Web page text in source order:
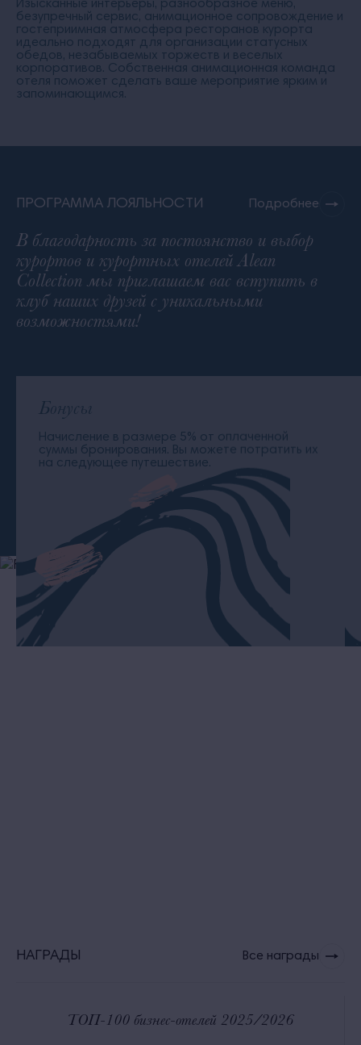
привет, если будете читать АНТОН и
АННА ИКС (Тверь, Калязин) , вы узнаете
!))) Надеемся на скорую встречу !!!
Изысканные интерьеры, разнообразное меню,
безупречный сервис, анимационное сопровождение и
гостеприимная атмосфера ресторанов курорта
идеально подходят для организации статусных
обедов, незабываемых торжеств и веселых
корпоративов. Собственная анимационная команда
отеля поможет сделать ваше мероприятие ярким и
запоминающимся.
ПРОГРАММА ЛОЯЛЬНОСТИ Подробнее
В благодарность за постоянство и выбор
курортов и курортных отелей Alean
Collection мы приглашаем вас вступить в
клуб наших друзей c уникальными
возможностями!
Бонусы
Начисление в размере 5% от оплаченной
суммы бронирования. Вы можете потратить их
на следующее путешествие.
НАГРАДЫ Все награды
ТОП-100 бизнес-отелей 2025/2026